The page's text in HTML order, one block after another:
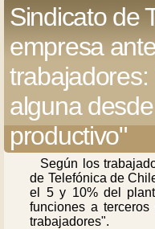
Sindicato de
empresa
alguna
productivo"
Según los
de Telefónica de
el 5 y 10% del
funciones a
trabajadores".